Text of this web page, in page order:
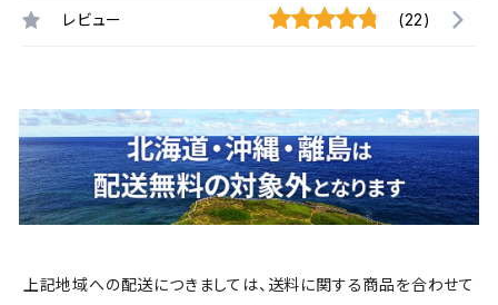
レビュー (22)
上記地域への配送につきましては、送料に関する商品を合わせて